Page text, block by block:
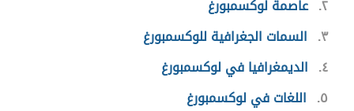
٢ عاصمة لوكسمبورغ
٣
السمات الجغرافية للوكسمبورغ
٤
الديمغرافيا في لوكسمبورغ
٥
اللغات في لوكسمبورغ